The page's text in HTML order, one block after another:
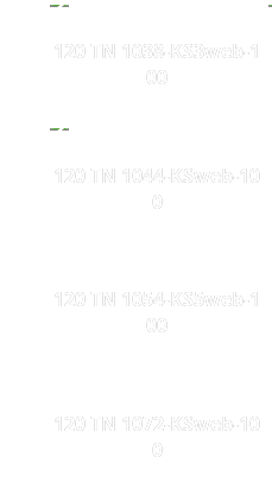
120 TN 1038-KS3web-1
00
120 TN 1044-KSweb-10
0
120 TN 1054-KS5web-1
00
120 TN 1072-KSweb-10
0